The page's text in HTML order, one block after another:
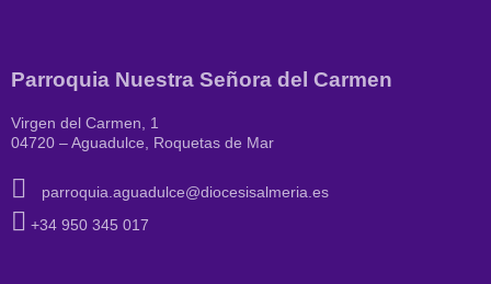
Parroquia Nuestra Señora del Carmen
Virgen del Carmen, 1
04720 – Aguadulce, Roquetas de Mar
parroquia.aguadulce@diocesisalmeria.es
+34 950 345 017